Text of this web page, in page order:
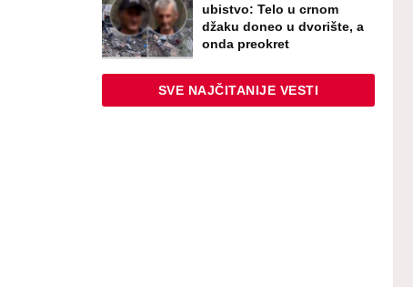
ubistvo: Telo u crnom
džaku doneo u dvorište, a
onda preokret
SVE NAJČITANIJE VESTI